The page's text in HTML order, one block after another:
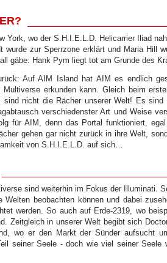
York, wo der S.H.I.E.L.D. Helicarrier Iliad
wurde zur Sperrzone erklärt und Maria Hill
gäbe: Hank Pym liegt tot am Grunde des
Auf AIM Island hat AIM es endlich
erkunden kann. Gleich beim
nicht die Rächer unserer Welt! Es sind
verschiedenster Art und Weise
für AIM, denn das Portal funktioniert,
gehen gar nicht zurück in ihre Welt,
von S.H.I.E.L.D. auf sich…
sind weiterhin im Fokus der Illuminati.
beobachten können und dabei
werden. So auch auf Erde-2319, wo
Zeitgleich in unserer Welt begibt sich
wo er den Markt der Sünder aufsucht
seiner Seele - doch wie viel seiner Seele